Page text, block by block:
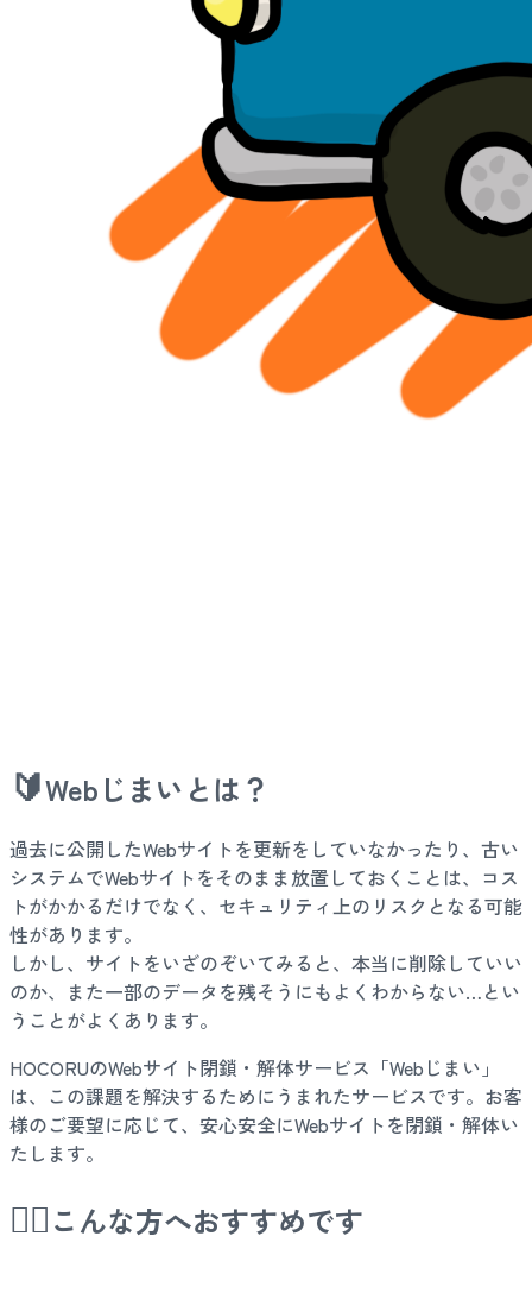
🔰Webじまいとは？
過去に公開したWebサイトを更新をしていなかったり、古い
システムでWebサイトをそのまま放置しておくことは、コス
トがかかるだけでなく、セキュリティ上のリスクとなる可能
性があります。
しかし、サイトをいざのぞいてみると、本当に削除していい
のか、また一部のデータを残そうにもよくわからない…とい
うことがよくあります。
HOCORUのWebサイト閉鎖・解体サービス「Webじまい」
は、この課題を解決するためにうまれたサービスです。お客
様のご要望に応じて、安心安全にWebサイトを閉鎖・解体い
たします。
💁‍♀️こんな方へおすすめです